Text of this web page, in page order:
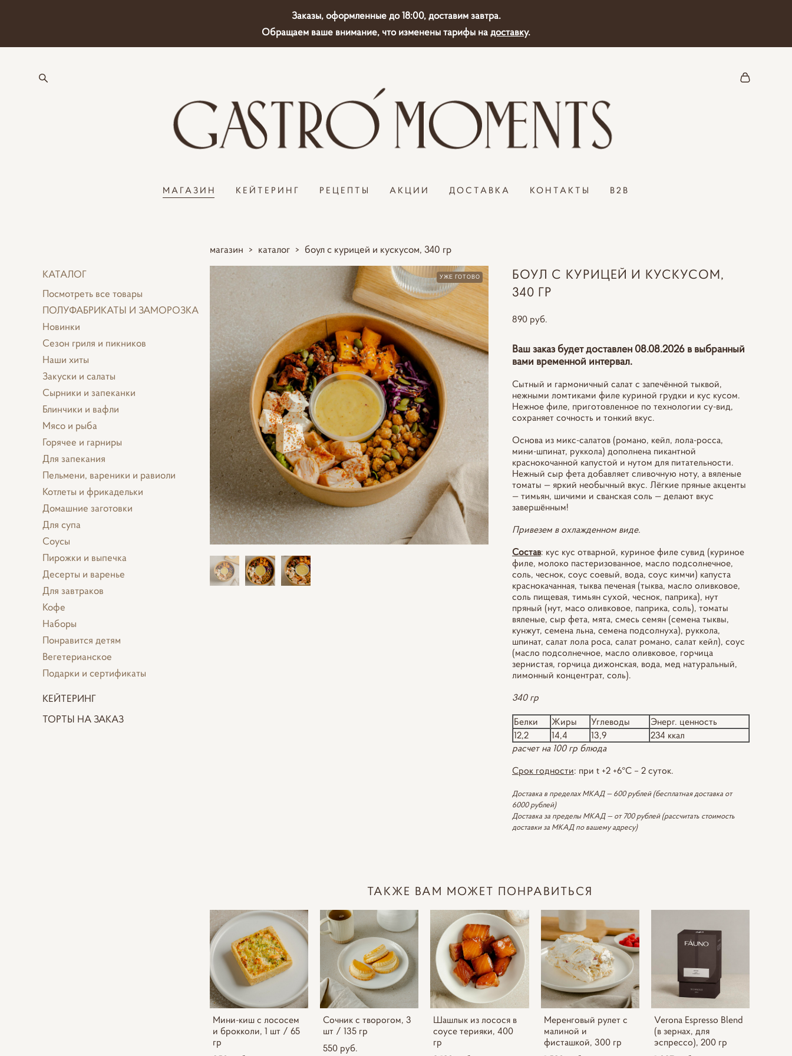
Заказы, оформленные до 18:00, доставим завтра.
Обращаем ваше внимание, что изменены тарифы надоставку.
МАГАЗИН КЕЙТЕРИНГ РЕЦЕПТЫ АКЦИИ ДОСТАВКА КОНТАКТЫ B2B
КАТАЛОГ
Посмотреть все товары
ПОЛУФАБРИКАТЫ И ЗАМОРОЗКА
Новинки
Сезон гриля и пикников
Наши хиты
Закуски и салаты
Сырники и запеканки
Блинчики и вафли
Мясо и рыба
Горячее и гарниры
Для запекания
Пельмени, вареники и равиоли
Котлеты и фрикадельки
Домашние заготовки
Для супа
Соусы
Пирожки и выпечка
Десерты и варенье
Для завтраков
Кофе
Наборы
Понравится детям
Вегетерианское
Подарки и сертификаты
КЕЙТЕРИНГ
ТОРТЫ НА ЗАКАЗ
магазин > каталог > боул с курицей и кускусом, 340 гр
УЖЕ ГОТОВО
БОУЛ С КУРИЦЕЙ И КУСКУСОМ,
340 ГР
890 pуб.
Ваш заказ будет доставлен 08.08.2026 в выбранный
вами временной интервал.
Сытный и гармоничный салат с запечённой тыквой,
нежными ломтиками филе куриной грудки и кус кусом.
Нежное филе, приготовленное по технологии су-вид,
сохраняет сочность и тонкий вкус.
Основа из микс‑салатов (романо, кейл, лола‑росса,
мини‑шпинат, руккола) дополнена пикантной
краснокочанной капустой и нутом для питательности.
Нежный сыр фета добавляет сливочную ноту, а вяленые
томаты — яркий необычный вкус. Лёгкие пряные акценты
— тимьян, шичими и сванская соль — делают вкус
завершённым!
Привезем в охлажденном виде.
Состав: кус кус отварной, куриное филе сувид (куриное
филе, молоко пастеризованное, масло подсолнечное,
соль, чеснок, соус соевый, вода, соус кимчи) капуста
краснокачанная, тыква печеная (тыква, масло оливковое,
соль пищевая, тимьян сухой, чеснок, паприка), нут
пряный (нут, масо оливковое, паприка, соль), томаты
вяленые, сыр фета, мята, смесь семян (семена тыквы,
кунжут, семена льна, семена подсолнуха), руккола,
шпинат, салат лола роса, салат романо, салат кейл), соус
(масло подсолнечное, масло оливковое, горчица
зернистая, горчица дижонская, вода, мед натуральный,
лимонный концентрат, соль).
340 гр
Белки Жиры Углеводы
Энерг. ценность
12,2
14,4 13,9
234 ккал
расчет на 100 гр блюда
Срок годности: при t +2 +6°С – 2 суток.
Доставка в пределах МКАД — 600 рублей (бесплатная доставка от
6000 рублей)
Доставка за пределы МКАД — от 700 рублей (рассчитать стоимость
доставки за МКАД по вашему адресу)
ТАКЖЕ ВАМ МОЖЕТ ПОНРАВИТЬСЯ
Мини-киш с лососем
и брокколи, 1 шт / 65
гр
Сочник с творогом, 3
шт / 135 гр
550 pуб.
Шашлык из лосося в
соусе терияки, 400
гр
Меренговый рулет с
малиной и
фисташкой, 300 гр
Verona Espresso Blend
(в зернах, для
эспрессо), 200 гр